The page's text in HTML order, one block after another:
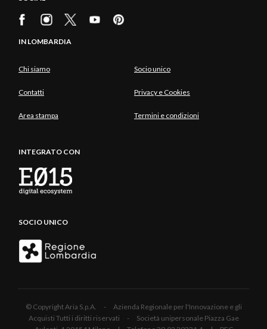
IN LOMBARDIA
Chi siamo Socio unico
Contatti Privacy e Cookies
Area stampa Termini e condizioni
INTEGRATO CON
SOCIO UNICO
© Copyright Aria S.p.A. - Azienda Regionale per l'Innovazione e gli
Acquisti Tutti i diritti riservati - Società unipersonale Piazza Gae